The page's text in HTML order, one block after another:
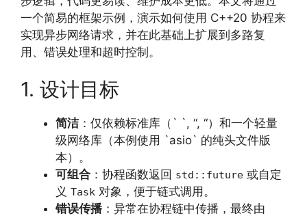
一个简易的框架示例，演示如何使用 C++20 协程来
实现异步网络请求，并在此基础上扩展到多路复
用、错误处理和超时控制。
1. 设计目标
简洁：仅依赖标准库（` `, “, “）和一个轻量
级网络库（本例使用 `asio` 的纯头文件版
本）。
可组合 ：协程函数返回 std::future 或自定
义 Task 对象，便于链式调用。
错误传播：异常在协程链中传播，最终由